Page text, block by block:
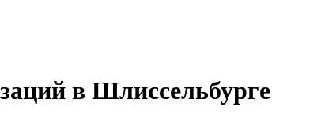
в Шлиссельбурге